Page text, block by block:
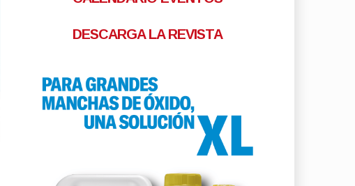
DESCARGA LA REVISTA